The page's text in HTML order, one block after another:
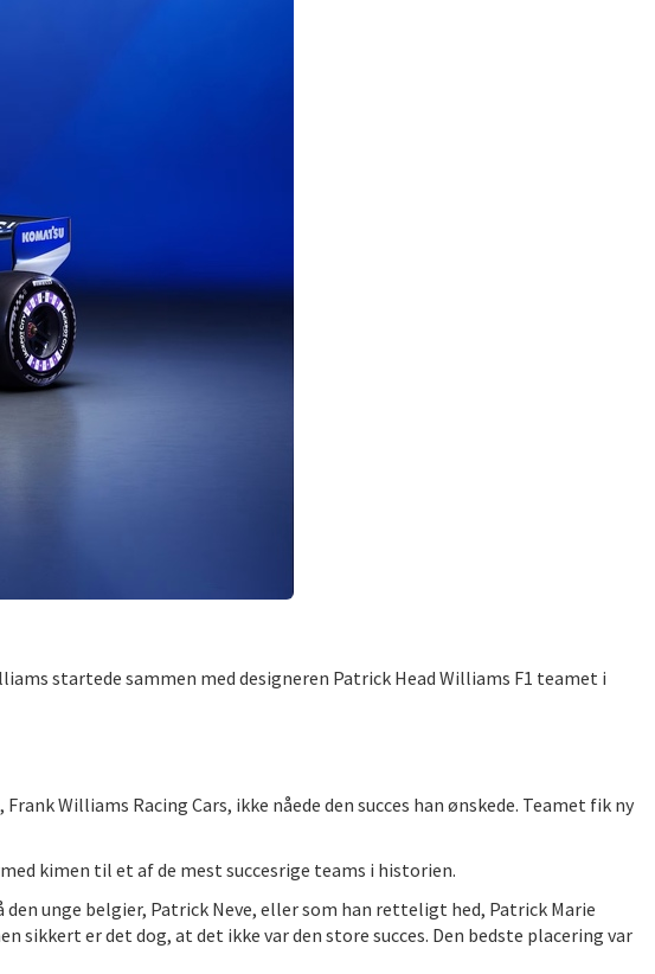
startede sammen med designeren Patrick Head Williams F1 teamet i
Williams Racing Cars, ikke nåede den succes han ønskede. Teamet fik ny
kimen til et af de mest succesrige teams i historien.
unge belgier, Patrick Neve, eller som han retteligt hed, Patrick Marie
sikkert er det dog, at det ikke var den store succes. Den bedste placering var